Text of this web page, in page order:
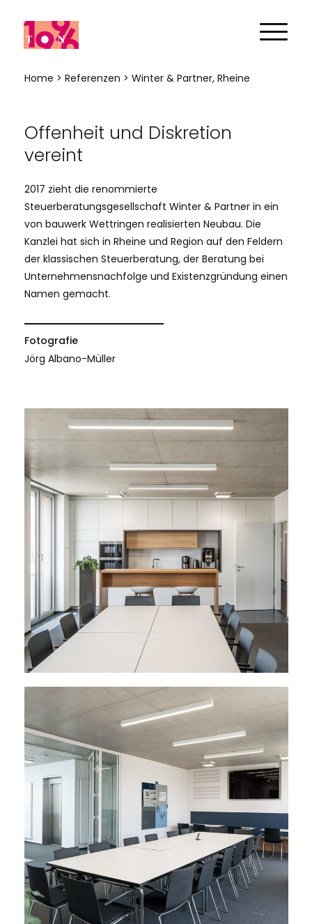
Home > Referenzen > Winter & Partner, Rheine
Offenheit und Diskretion
vereint
2017 zieht die renommierte
Steuerberatungsgesellschaft Winter & Partner in ein
von bauwerk Wettringen realisierten Neubau. Die
Kanzlei hat sich in Rheine und Region auf den Feldern
der klassischen Steuerberatung, der Beratung bei
Unternehmensnachfolge und Existenzgründung einen
Namen gemacht.
Fotografie
Jörg Albano-Müller